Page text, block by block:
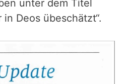
unter dem Titel
Deos übeschätzt“.